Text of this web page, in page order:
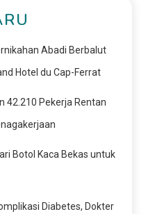
Abadi Berbalut
Hotel du Cap-Ferrat
42.210 Pekerja Rentan
Botol Kaca Bekas untuk
Diabetes, Dokter